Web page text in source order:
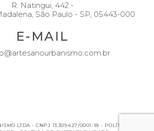
R. Natingui, 442 -
São Paulo - SP, 05443-000
E-MAIL
LTDA - CNPJ 13.309.427/0001-18 - POLÍTICA DE